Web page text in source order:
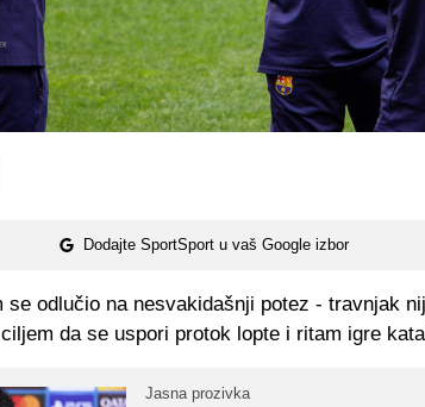
Dodajte SportSport u vaš Google izbor
se odlučio na nesvakidašnji potez - travnjak
da se uspori protok lopte i ritam igre
Jasna prozivka